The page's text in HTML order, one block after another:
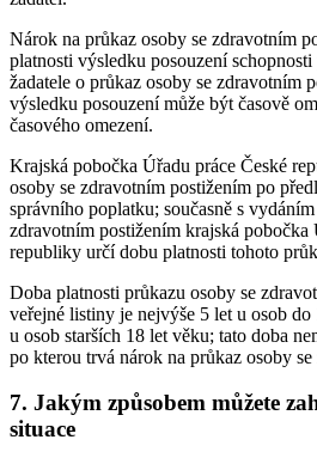
Nárok na průkaz osoby se zdravotním
platnosti výsledku posouzení
žadatele o průkaz osoby se zdravotním
výsledku posouzení může být časově
časového omezení.
Krajská pobočka Úřadu práce České
osoby se zdravotním postižením po
správního poplatku; současně s
zdravotním postižením krajská pobočka
republiky určí dobu platnosti tohoto
Doba platnosti průkazu osoby se
veřejné listiny je nejvýše 5 let u osob
u osob starších 18 let věku; tato doba
po kterou trvá nárok na průkaz osoby
7. Jakým způsobem můžete
situace